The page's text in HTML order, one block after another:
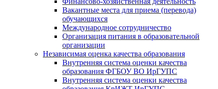
Вакантные места для приема (перевода)
обучающихся
Международное сотрудничество
Организация питания в образовательной
организации
Независимая оценка качества образования
Внутренняя система оценки качества
образования ФГБОУ ВО ИрГУПС
Внутренняя система оценки качества